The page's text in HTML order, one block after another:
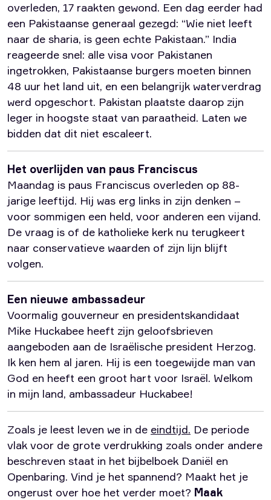
overleden, 17 raakten gewond. Een dag eerder had
een Pakistaanse generaal gezegd: “Wie niet leeft
naar de sharia, is geen echte Pakistaan.” India
reageerde snel: alle visa voor Pakistanen
ingetrokken, Pakistaanse burgers moeten binnen
48 uur het land uit, en een belangrijk waterverdrag
werd opgeschort. Pakistan plaatste daarop zijn
leger in hoogste staat van paraatheid. Laten we
bidden dat dit niet escaleert.
Het overlijden van paus Franciscus
Maandag is paus Franciscus overleden op 88-
jarige leeftijd. Hij was erg links in zijn denken –
voor sommigen een held, voor anderen een vijand.
De vraag is of de katholieke kerk nu terugkeert
naar conservatieve waarden of zijn lijn blijft
volgen.
Een nieuwe ambassadeur
Voormalig gouverneur en presidentskandidaat
Mike Huckabee heeft zijn geloofsbrieven
aangeboden aan de Israëlische president Herzog.
Ik ken hem al jaren. Hij is een toegewijde man van
God en heeft een groot hart voor Israël. Welkom
in mijn land, ambassadeur Huckabee!
Zoals je leest leven we in de eindtijd. De periode
vlak voor de grote verdrukking zoals onder andere
beschreven staat in het bijbelboek Daniël en
Openbaring. Vind je het spannend? Maakt het je
ongerust over hoe het verder moet? Maak